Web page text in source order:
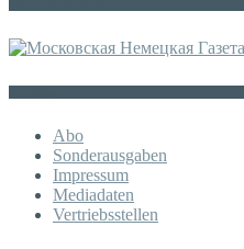
Abo
Sonderausgaben
Impressum
Mediadaten
Vertriebsstellen